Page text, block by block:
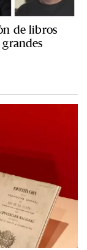
de libros